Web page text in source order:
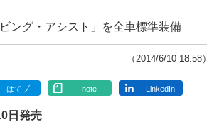
ング・アシスト」を全車標準装備
（2014/6/10 18:58）
はてブ note LinkedIn
日発売